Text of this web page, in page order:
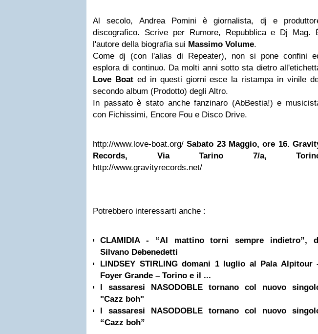
Al secolo, Andrea Pomini è giornalista, dj e
discografico. Scrive per Rumore, Repubblica e Dj Mag.
l'autore della biografia sui Massimo Volume.
Come dj (con l'alias di Repeater), non si pone confini
esplora di continuo. Da molti anni sotto sta dietro
Love Boated in questi giorni esce la ristampa in vinile
secondo album (Prodotto) degli Altro.
In passato è stato anche fanzinaro (AbBestia!) e
con Fichissimi, Encore Fou e Disco Drive.
http://www.love-boat.org/Sabato 23 Maggio, ore 16.
Records, Via Tarino 7/a,
http://www.gravityrecords.net/
Potrebbero interessarti anche :
CLAMIDIA - “Al mattino torni sempre indietro”,
Silvano Debenedetti
LINDSEY STIRLING domani 1 luglio al Pala Alpitour
Foyer Grande – Torino e il ...
I sassaresi NASODOBLE tornano col nuovo
"Cazz boh"
I sassaresi NASODOBLE tornano col nuovo
“Cazz boh”